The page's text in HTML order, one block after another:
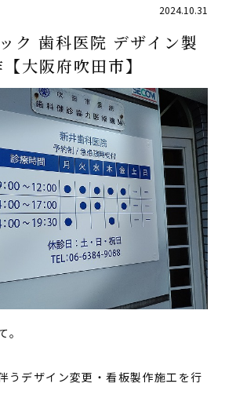
2024.10.31
ク 歯科医院 デザイン製
大阪府吹田市】
うデザイン変更・看板製作施工を行